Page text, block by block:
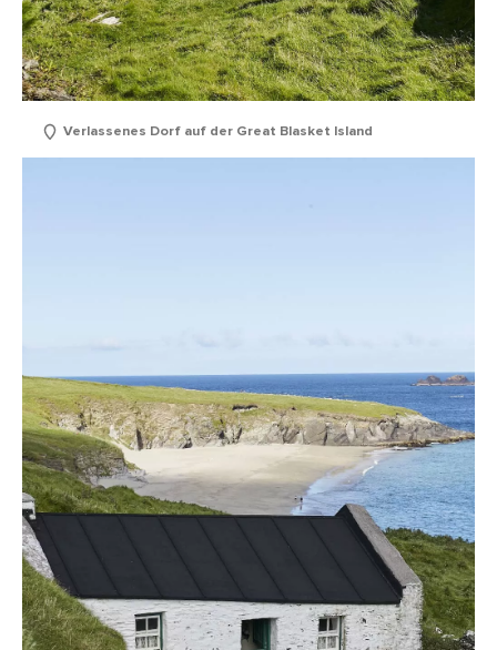
Verlassenes Dorf auf der Great Blasket Island